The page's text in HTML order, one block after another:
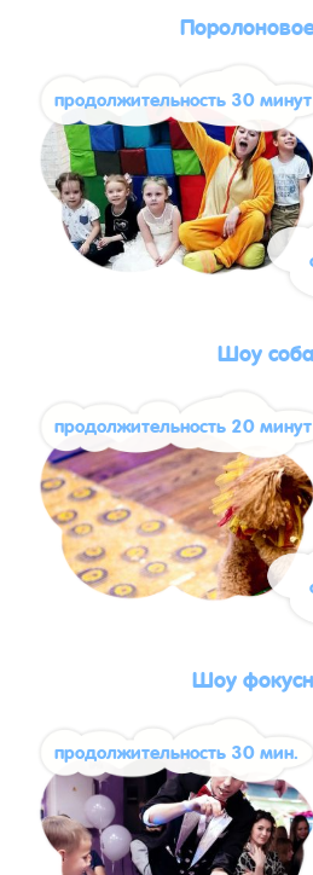
продолжительность 30 минут
Шоу
продолжительность 20 минут
Шоу
продолжительность 30 мин.